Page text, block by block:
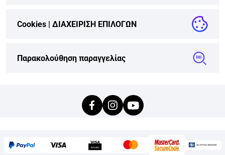
Cookies | ΔΙΑΧΕΙΡΙΣΗ ΕΠΙΛΟΓΩΝ
Παρακολούθηση παραγγελίας